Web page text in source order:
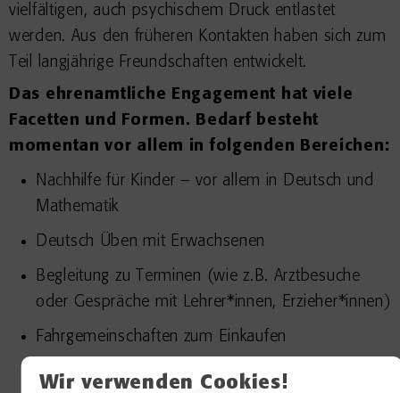
Wir verwenden Cookies!
vielfältigen, auch psychischem Druck entlastet
werden. Aus den früheren Kontakten haben sich zum
Teil langjährige Freundschaften entwickelt.
Das ehrenamtliche Engagement hat viele
Facetten und Formen. Bedarf besteht
momentan vor allem in folgenden Bereichen:
Nachhilfe für Kinder – vor allem in Deutsch und
Mathematik
Deutsch Üben mit Erwachsenen
Begleitung zu Terminen (wie z.B. Arztbesuche
oder Gespräche mit Lehrer*innen, Erzieher*innen)
Fahrgemeinschaften zum Einkaufen
Unterstützung von Alleinerziehenden bei der